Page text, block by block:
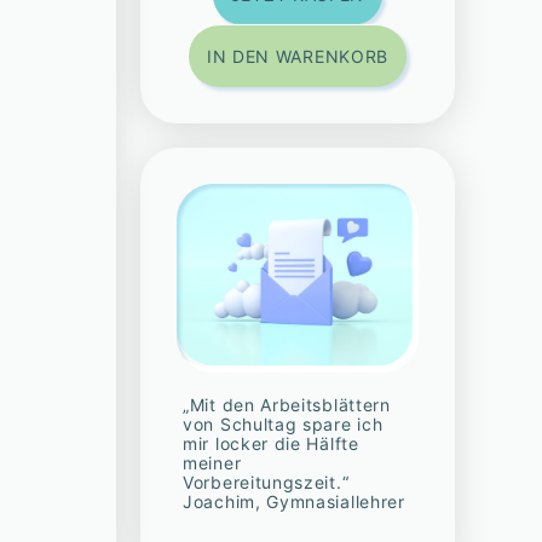
IN DEN WARENKORB
„Mit den Arbeitsblättern
von Schultag spare ich
mir locker die Hälfte
meiner
Vorbereitungszeit.“
Joachim, Gymnasiallehrer